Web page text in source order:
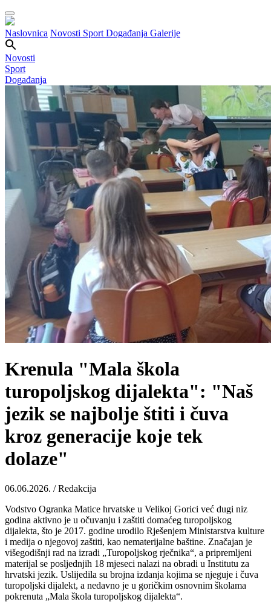
Naslovnica Novosti Sport Događanja Galerije
Novosti
Sport
Događanja
Krenula "Mala škola
turopoljskog dijalekta": "Naš
jezik se najbolje štiti i čuva
kroz generacije koje tek
dolaze"
06.06.2026. / Redakcija
Vodstvo Ogranka Matice hrvatske u Velikoj Gorici već dugi niz
godina aktivno je u očuvanju i zaštiti domaćeg turopoljskog
dijalekta, što je 2017. godine urodilo Rješenjem Ministarstva kulture
i medija o njegovoj zaštiti, kao nematerijalne baštine. Značajan je
višegodišnji rad na izradi „Turopoljskog rječnika“, a pripremljeni
materijal se posljednjih 18 mjeseci nalazi na obradi u Institutu za
hrvatski jezik. Uslijedila su brojna izdanja kojima se njeguje i čuva
turopoljski dijalekt, a nedavno je u goričkim osnovnim školama
pokrenuta „Mala škola turopoljskog dijalekta“.